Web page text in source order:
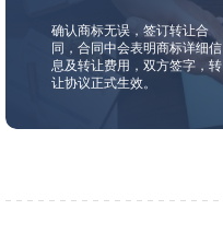
确认商标无误，签订转让合
同，合同中会表明商标详细信
息及转让费用，双方签字，转
让协议正式生效。